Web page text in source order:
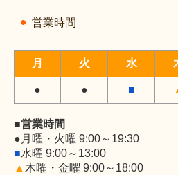
営業時間
月 火 水
● ● ■
■営業時間
● 月曜・火曜 9:00～19:30
■水曜 9:00～13:00
▲ 木曜・金曜 9:00～18:00